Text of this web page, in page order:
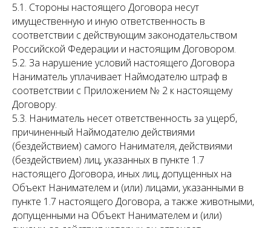
5.1. Стороны настоящего Договора несут
имущественную и иную ответственность в
соответствии с действующим законодательством
Российской Федерации и настоящим Договором.
5.2. За нарушение условий настоящего Договора
Наниматель уплачивает Наймодателю штраф в
соответствии с Приложением № 2 к настоящему
Договору.
5.3. Наниматель несет ответственность за ущерб,
причиненный Наймодателю действиями
(бездействием) самого Нанимателя, действиями
(бездействием) лиц, указанных в пункте 1.7
настоящего Договора, иных лиц, допущенных на
Объект Нанимателем и (или) лицами, указанными в
пункте 1.7 настоящего Договора, а также животными,
допущенными на Объект Нанимателем и (или)